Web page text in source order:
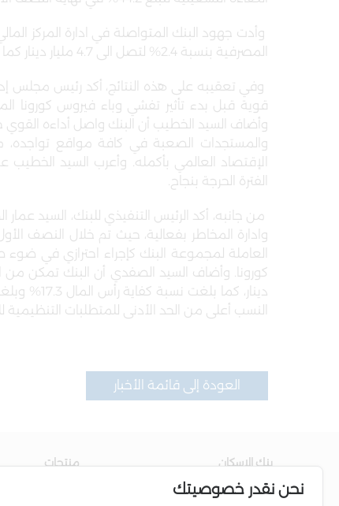
وأدت جهود البنك المتواصلة في ادارة المركز
المصرفية بنسبة 2.4% لتصل الى 4.7 مليار دينار كما في 30 حزيران 2020
وفي تعقيبه على هذه النتائج، أكد رئيس مجلس
قوية قبل بدء تأثير تفشي وباء فيروس كورونا
وأضاف السيد الخطيب أن البنك واصل أداءه القوي
والمستجدات الصعبة في كافة مواقع تواجده،
الإقتصاد العالمي بأكمله. وأعرب السيد
الفترة الحرجة بنجاح.
من جانبه، أكد الرئيس التنفيذي للبنك، السيد
وادارة المخاطر بفعالية، حيث تم خلال النصف
العاملة لمجموعة البنك كإجراء احترازي في
النسب أعلى من الحد الأدنى للمتطلبات التنظيمية
العودة إلى قائمة الأخبار
بنك الاسكان
عن البنك
منتجات
نحن نقدر خصوصيتك